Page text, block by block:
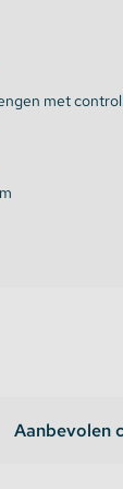
met
Aanbevolen